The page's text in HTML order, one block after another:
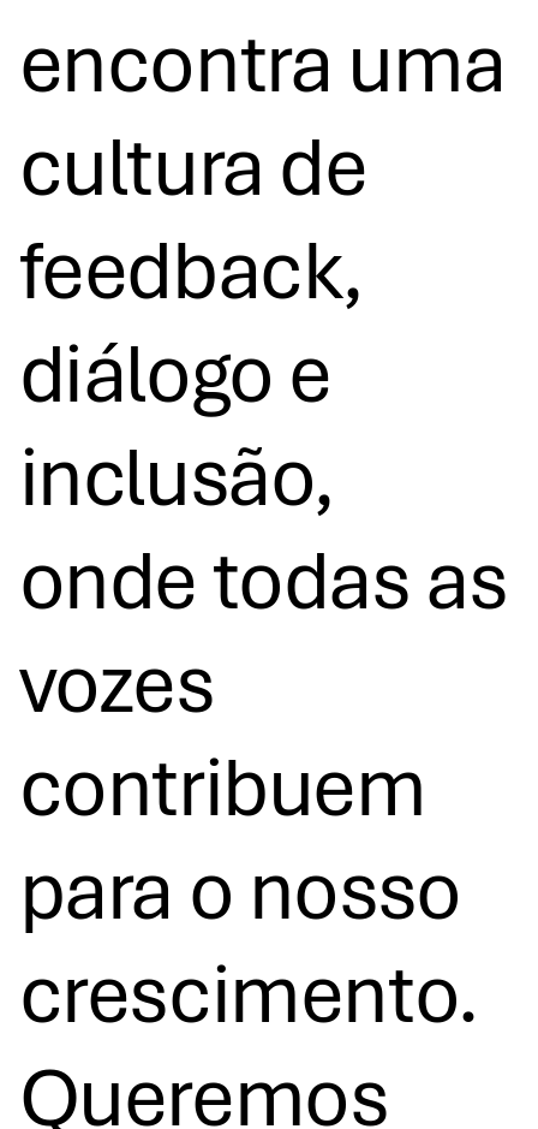
encontra uma
cultura de
feedback,
diálogo e
inclusão,
onde todas as
vozes
contribuem
para o nosso
crescimento.
Queremos